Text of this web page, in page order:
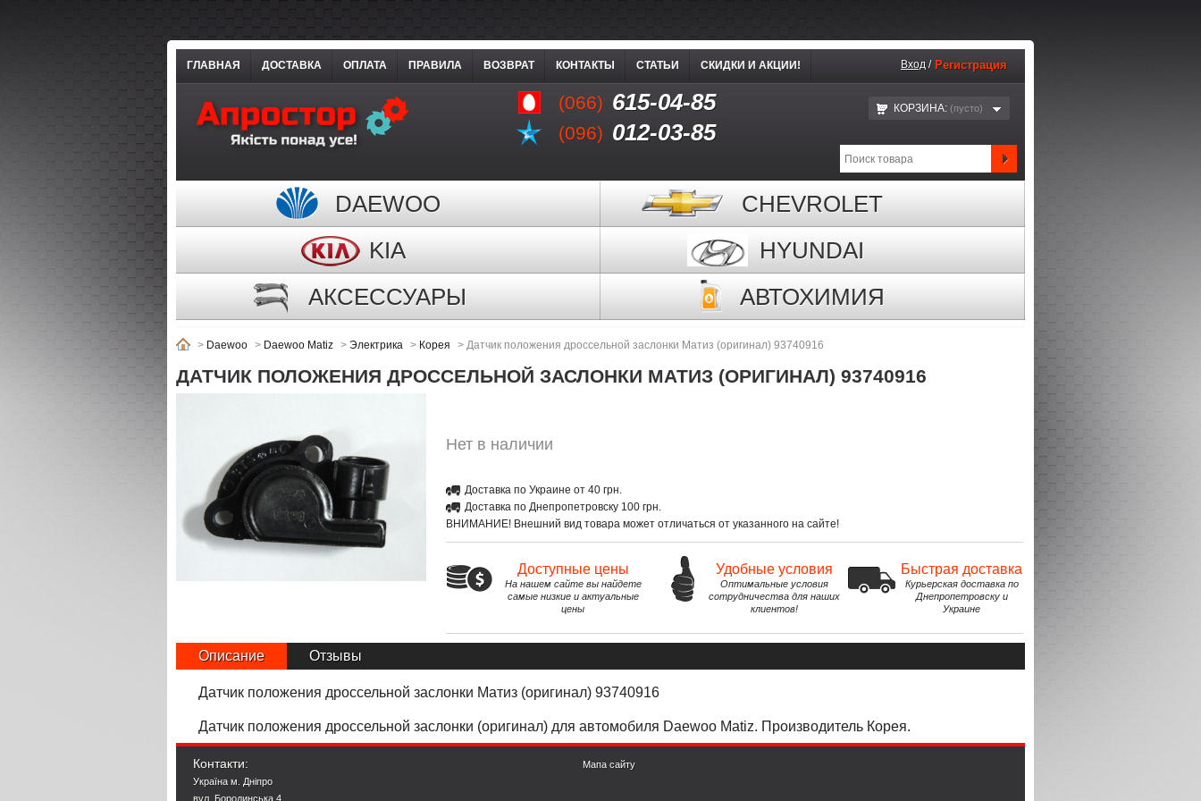
(066) 615-04-85
(096) 012-03-85
ГЛАВНАЯ ДОСТАВКА ОПЛАТА ПРАВИЛА ВОЗВРАТ КОНТАКТЫ СТАТЬИ СКИДКИ И АКЦИИ! Вход / Регистрация
КОРЗИНА: (пустo)
DAEWOO
CHEVROLET
KIA
HYUNDAI
АКСЕССУАРЫ
АВТОХИМИЯ
> Daewoo > Daewoo Matiz > Электрика > Корея > Датчик положения дроссельной заслонки Матиз (оригинал) 93740916
ДАТЧИК ПОЛОЖЕНИЯ ДРОССЕЛЬНОЙ ЗАСЛОНКИ МАТИЗ (ОРИГИНАЛ) 93740916
Нет в наличии
Доставка по Украине от 40 грн.
Доставка по Днепропетровску 100 грн.
ВНИМАНИЕ! Внешний вид товара может отличаться от указанного на сайте!
Доступные цены
На нашем сайте вы найдете
самые низкие и актуальные
цены
Удобные условия
Оптимальные условия
сотрудничества для наших
клиентов!
Быстрая доставка
Курьерская доставка по
Днепропетровску и
Украине
Описание Отзывы
Датчик положения дроссельной заслонки Матиз (оригинал) 93740916
Датчик положения дроссельной заслонки (оригинал) для автомобиля Daewoo Matiz. Производитель Корея.
Контакти:
Україна м. Дніпро
вул. Бородинська 4
Мапа сайту